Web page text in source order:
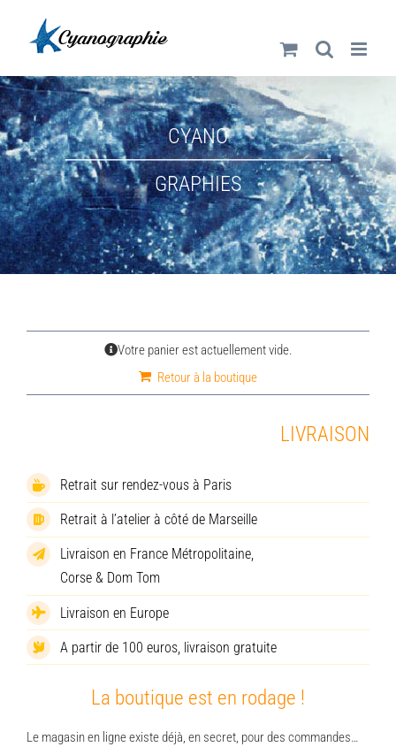
contenu
CYANO
GRAPHIES
Votre panier est actuellement vide.
Retour à la boutique
LIVRAISON
Retrait sur rendez-vous à Paris
Retrait à l’atelier à côté de Marseille
Livraison en France Métropolitaine,
Corse & Dom Tom
Livraison en Europe
A partir de 100 euros, livraison gratuite
La boutique est en rodage !
Le magasin en ligne existe déjà, en secret, pour des commandes…